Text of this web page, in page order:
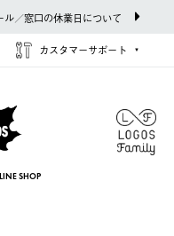
／窓口の休業日について
カスタマーサポート
SHOP